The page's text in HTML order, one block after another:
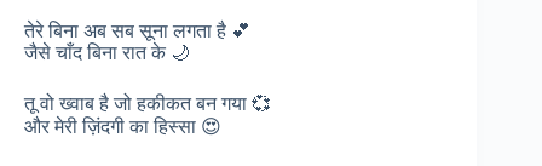
तेरे बिना अब सब सूना लगता है 💕
जैसे चाँद बिना रात के 🌙
तू वो ख्वाब है जो हकीकत बन गया 💞
और मेरी ज़िंदगी का हिस्सा 😍